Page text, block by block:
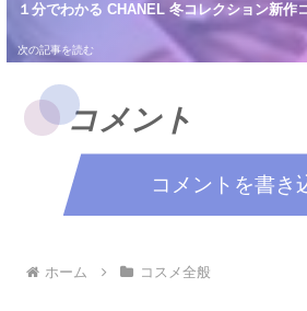
１分でわかる CHANEL 冬コレクション新作
コメント
コメントを書き
ホーム コスメ全般